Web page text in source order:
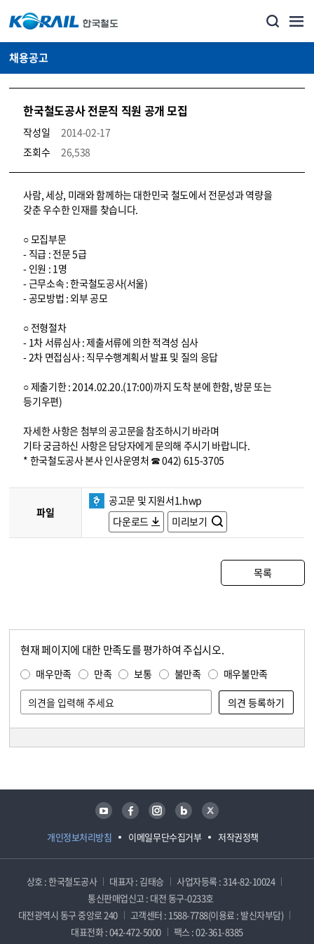
채용공고
한국철도공사 전문직 직원 공개 모집
작성일
2014-02-17
조회수
26,538
코레일소개_경영공시_채용공고 상세보기 – 내용, 파일, 담당자 연락처로 구성
사람, 세상, 미래와 함께하는 대한민국 철도에서 전문성과 역량을
갖춘 우수한 인재를 찾습니다.
○ 모집부문
- 직급 : 전문 5급
- 인원 : 1명
- 근무소속 : 한국철도공사(서울)
- 공모방법 : 외부 공모
○ 전형절차
- 1차 서류심사 : 제출서류에 의한 적격성 심사
- 2차 면접심사 : 직무수행계획서 발표 및 질의 응답
○ 제출기한 : 2014.02.20.(17:00)까지 도착 분에 한함, 방문 또는
등기우편)
자세한 사항은 첨부의 공고문을 참조하시기 바라며
기타 궁금하신 사항은 담당자에게 문의해 주시기 바랍니다.
* 한국철도공사 본사 인사운영처 ☎ 042) 615-3705
파일
공고문 및 지원서1.hwp
다운로드
미리보기
목록
현재 페이지에 대한 만족도를 평가하여 주십시오.
매우만족 만족 보통 불만족 매우불만족
개인정보처리방침 이메일무단수집거부 저작권정책
유튜브 페이스북 인스타그램 블로그 트위터
상호 : 한국철도공사 대표자 : 김태승
사업자등록 : 314-82-10024
통신판매업신고 : 대전 동구-0233호
대전광역시 동구 중앙로 240
고객센터 : 1588-7788(이용료 : 발신자부담)
대표전화 : 042-472-5000
팩스 : 02-361-8385